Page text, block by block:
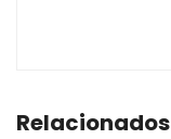
Relacionados